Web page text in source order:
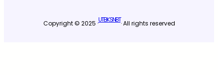
Copyright © 2025 ·UTBK SNBT· All rights reserved